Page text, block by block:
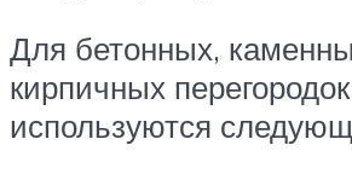
Для бетонных,
кирпичных перегородок
используются